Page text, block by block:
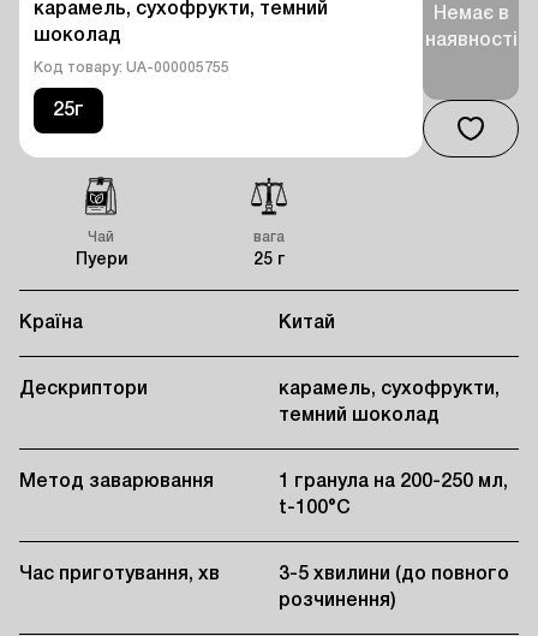
карамель, сухофрукти, темний
шоколад
Код товару: UA-000005755
25г
Немає в
наявності
Чай
Пуери
вага
25 г
Країна Китай
Дескриптори
карамель, сухофрукти,
темний шоколад
Метод заварювання
1 гранула на 200-250 мл,
t-100°C
Час приготування, хв
3-5 хвилини (до повного
розчинення)